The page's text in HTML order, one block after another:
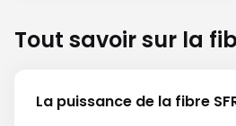
Tout savoir sur la
La puissance de la fibre